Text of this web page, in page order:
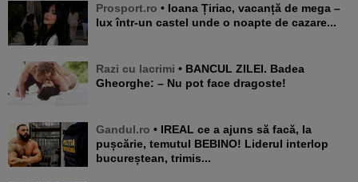
Prosport.ro • Ioana Țiriac, vacanță de mega –
lux într-un castel unde o noapte de cazare...
Razi cu lacrimi • BANCUL ZILEI. Badea
Gheorghe: – Nu pot face dragoste!
Gandul.ro • IREAL ce a ajuns să facă, la
pușcărie, temutul BEBINO! Liderul interlop
bucureștean, trimis...